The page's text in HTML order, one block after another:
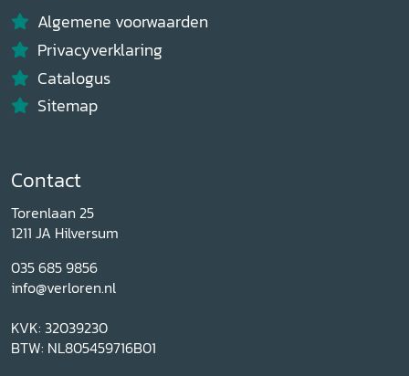
Algemene voorwaarden
Privacyverklaring
Catalogus
Sitemap
Contact
Torenlaan 25
1211 JA Hilversum
035 685 9856
info@verloren.nl
KVK: 32039230
BTW: NL805459716B01